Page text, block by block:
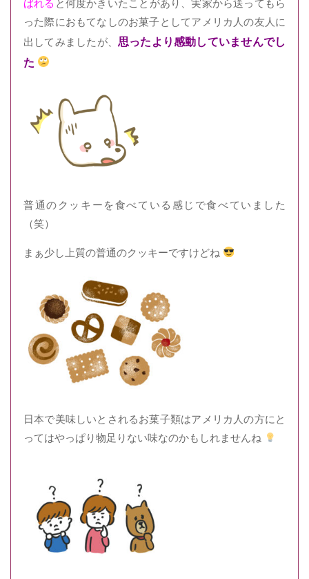
ばれる と何度かきいたことがあり、実家から送ってもら
った際におもてなしのお菓子としてアメリカ人の友人に
出してみましたが、 思ったより感動していませんでし
た
普通のクッキーを食べている感じで食べていました
（笑）
まぁ少し上質の普通のクッキーですけどね
日本で美味しいとされるお菓子類はアメリカ人の方にと
ってはやっぱり物足りない味なのかもしれませんね